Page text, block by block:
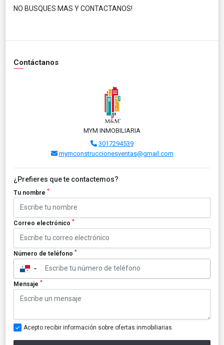
NO BUSQUES MAS Y CONTACTANOS!
Contáctanos
MYM INMOBILIARIA
3017294539
mymconstruccionesventas@gmail.com
¿Prefieres que te contactemos?
Tu nombre *
Correo electrónico *
Número de teléfono *
▼
Mensaje *
Acepto recibir información sobre ofertas inmobiliarias